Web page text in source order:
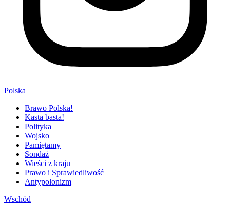
Polska
Brawo Polska!
Kasta basta!
Polityka
Wojsko
Pamiętamy
Sondaż
Wieści z kraju
Prawo i Sprawiedliwość
Antypolonizm
Wschód